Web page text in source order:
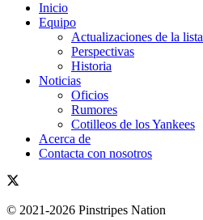
Inicio
Equipo
Actualizaciones de la lista
Perspectivas
Historia
Noticias
Oficios
Rumores
Cotilleos de los Yankees
Acerca de
Contacta con nosotros
© 2021-2026 Pinstripes Nation